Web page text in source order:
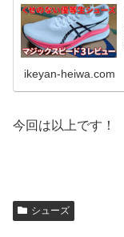
ikeyan-heiwa.com
今回は以上です！
シューズ